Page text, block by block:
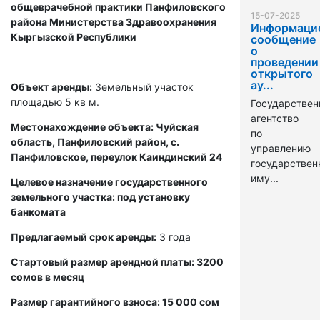
общеврачебной практики Панфиловского
района Министерства Здравоохранения
Кыргызской Республики
Объект аренды: Земельный участок
площадью 5 кв м.
Местонахождение объекта: Чуйская
область, Панфиловский район, с.
Панфиловское, переулок Каиндинский 24
Целевое назначение государственного
земельного участка: под установку
банкомата
Предлагаемый срок аренды: 3 года
Стартовый размер арендной платы: 3200
сомов в месяц
Размер гарантийного взноса: 15 000 сом
15-07-2025
сообщение
о
проведении
открытого
ау...
агентство
по
управлению
иму...